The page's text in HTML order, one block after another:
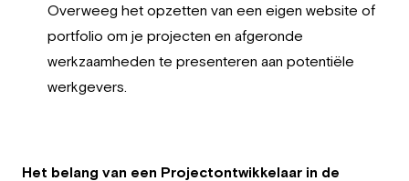
Overweeg het opzetten van een eigen website of
portfolio om je projecten en afgeronde
werkzaamheden te presenteren aan potentiële
werkgevers.
Het belang van een Projectontwikkelaar in de